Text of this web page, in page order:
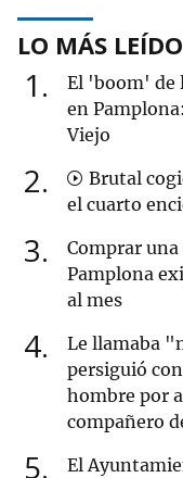
LO MÁS LEÍDO
1
El 'boom' de
en
Viejo
2
Brutal
el cuarto
3
Comprar una
Pamplona
al mes
4
Le llamaba
persiguió
hombre por
compañero
5
El